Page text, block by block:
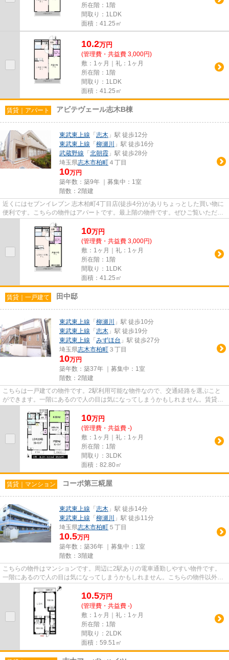
所在階：1階
間取り：1LDK
面積：41.25㎡
10.2万円
(管理費・共益費 3,000円)
敷：1ヶ月｜礼：1ヶ月
所在階：1階
間取り：1LDK
面積：41.25㎡
賃貸｜アパート アビテヴェール志木B棟
東武東上線 「 志木 」駅 徒歩12分
東武東上線 「 柳瀬川
」駅 徒歩16分
武蔵野線 「 北朝霞 」駅 徒歩28分
埼玉県志木市柏町 ４丁目
10万円
築年数：築9年 ｜募集中： 1室
階数：2階建
近くにはセブンイレブン 志木柏町4丁目店(徒歩4分)がありちょっとした買い物に
便利です。こちらの物件はアパートです。最上階の物件です。ぜひご覧いただき
たい賃貸物件です。当社スタ...
10万円
(管理費・共益費 3,000円)
敷：1ヶ月｜礼：1ヶ月
所在階：1階
間取り：1LDK
面積：41.25㎡
賃貸｜一戸建て 田中邸
東武東上線 「 柳瀬川
」駅 徒歩10分
東武東上線 「 志木 」駅 徒歩19分
東武東上線 「 みずほ台 」駅 徒歩27分
埼玉県志木市柏町 ３丁目
10万円
築年数：築37年 ｜募集中： 1室
階数：2階建
こちらは一戸建ての物件です。2駅利用可能な物件なので、交通経路を選ぶこと
ができます。一階にあるので人の目は気になってしまうかもしれません。賃貸戸
建て探しも楽しく。志木市や東...
10万円
(管理費・共益費 -)
敷：1ヶ月｜礼：1ヶ月
所在階：1階
間取り：3LDK
面積：82.80㎡
賃貸｜マンション コーポ第三糀屋
東武東上線 「 志木 」駅 徒歩14分
東武東上線 「 柳瀬川
」駅 徒歩11分
埼玉県志木市柏町 ５丁目
10.5万円
築年数：築36年 ｜募集中： 1室
階数：3階建
こちらの物件はマンションです。周辺に2駅ありの電車通勤しやすい物件です。
一階にあるので人の目は気になってしまうかもしれません。こちらの物件以外に
も、東武東上線志木駅近くの物...
10.5万円
(管理費・共益費 -)
敷：1ヶ月｜礼：1ヶ月
所在階：1階
間取り：2LDK
面積：59.51㎡